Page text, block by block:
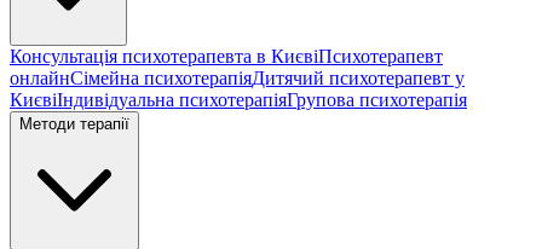
Консультація психотерапевта в КиєвіПсихотерапевт
онлайнСімейна психотерапіяДитячий психотерапевт у
КиєвіІндивідуальна психотерапіяГрупова психотерапія
Методи терапії